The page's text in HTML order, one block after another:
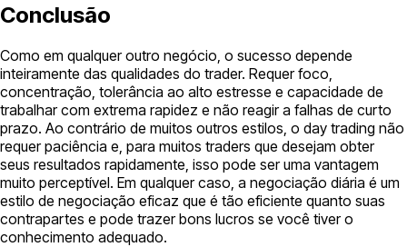
Conclusão
Como em qualquer outro negócio, o sucesso depende
inteiramente das qualidades do trader. Requer foco,
concentração, tolerância ao alto estresse e capacidade de
trabalhar com extrema rapidez e não reagir a falhas de curto
prazo. Ao contrário de muitos outros estilos, o day trading não
requer paciência e, para muitos traders que desejam obter
seus resultados rapidamente, isso pode ser uma vantagem
muito perceptível. Em qualquer caso, a negociação diária é um
estilo de negociação eficaz que é tão eficiente quanto suas
contrapartes e pode trazer bons lucros se você tiver o
conhecimento adequado.